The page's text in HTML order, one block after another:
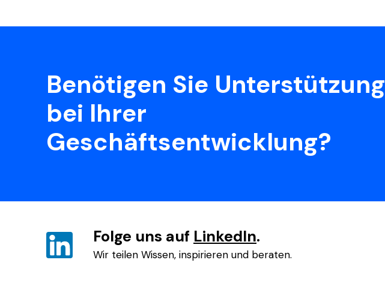
Benötigen Sie Unterstützung
bei Ihrer
Geschäftsentwicklung?
Folge uns auf LinkedIn.
Wir teilen Wissen, inspirieren und beraten.